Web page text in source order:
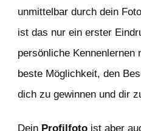
unmittelbar durch dein
ist das nur ein erster
persönliche Kennenlernen
beste Möglichkeit, den
dich zu gewinnen und dir
Dein Profilfoto ist aber